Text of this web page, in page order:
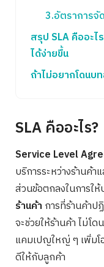
3.อัตราการจั
สรุป SLA คืออะไ
ได้ง่ายขึ้น
ถ้าไม่อยากโดนบ
SLA คืออะไร?
Service Level
บริการระหว่างร้านค้
ส่วนข้อตกลงในการให้
ร้านค้า การที่ร้านค้า
จะช่วยให้ร้านค้า ไม่โ
แคมเปญใหญ่ ๆ เพิ่มโ
ดีให้กับลูกค้า